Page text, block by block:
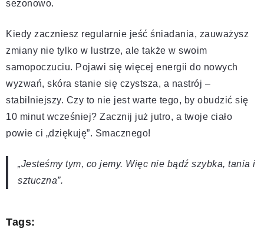
sezonowo.
Kiedy zaczniesz regularnie jeść śniadania, zauważysz
zmiany nie tylko w lustrze, ale także w swoim
samopoczuciu. Pojawi się więcej energii do nowych
wyzwań, skóra stanie się czystsza, a nastrój –
stabilniejszy. Czy to nie jest warte tego, by obudzić się
10 minut wcześniej? Zacznij już jutro, a twoje ciało
powie ci „dziękuję”. Smacznego!
„Jesteśmy tym, co jemy. Więc nie bądź szybka, tania i
sztuczna”.
Tags: